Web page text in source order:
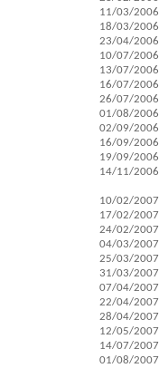
11/03/2006
18/03/2006
23/04/2006
10/07/2006
13/07/2006
16/07/2006
26/07/2006
01/08/2006
02/09/2006
16/09/2006
19/09/2006
14/11/2006
10/02/2007
17/02/2007
24/02/2007
04/03/2007
25/03/2007
31/03/2007
07/04/2007
22/04/2007
28/04/2007
12/05/2007
14/07/2007
01/08/2007